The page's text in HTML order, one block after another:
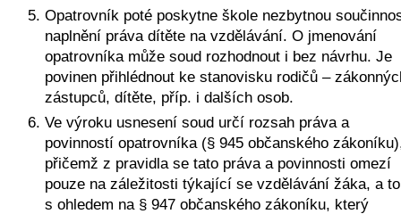
Opatrovník poté poskytne škole nezbytnou
naplnění práva dítěte na vzdělávání. O jmenování
opatrovníka může soud rozhodnout i bez návrhu. Je
povinen přihlédnout ke stanovisku rodičů –
zástupců, dítěte, příp. i dalších osob.
Ve výroku usnesení soud určí rozsah práva a
povinností opatrovníka (§ 945 občanského
přičemž z pravidla se tato práva a povinnosti omezí
pouze na záležitosti týkající se vzdělávání žáka, a to
s ohledem na § 947 občanského zákoníku, který